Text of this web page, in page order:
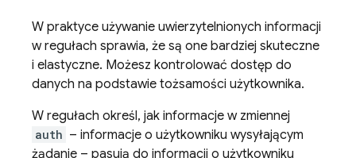
W praktyce używanie uwierzytelnionych informacji
w regułach sprawia, że są one bardziej skuteczne
i elastyczne. Możesz kontrolować dostęp do
danych na podstawie tożsamości użytkownika.
W regułach określ, jak informacje w zmiennej
auth – informacje o użytkowniku wysyłającym
żądanie – pasują do informacji o użytkowniku